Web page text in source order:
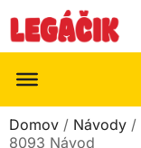
Domov / Návody /
8093 Návod